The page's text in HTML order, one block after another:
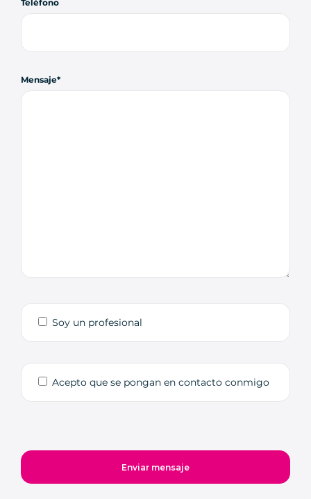
Teléfono
Mensaje
Soy un profesional
Acepto que se pongan en contacto conmigo